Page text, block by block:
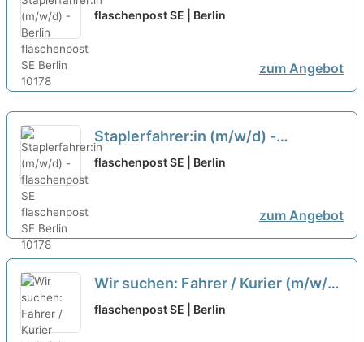
neu
flaschenpost SE | Berlin
zum Angebot
Staplerfahrer:in (m/w/d) -
flaschenpost SE neu
flaschenpost SE | Berlin
zum Angebot
Wir suchen: Fahrer / Kurier (m/w/d)
neu
flaschenpost SE | Berlin